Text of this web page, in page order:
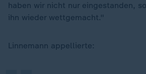
haben wir nicht nur eingestanden,
ihn wieder wettgemacht."
Linnemann appellierte:
„